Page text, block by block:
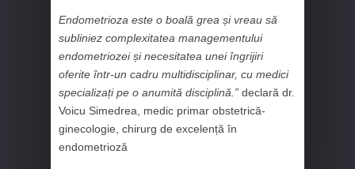
Endometrioza este o boală grea și vreau să
subliniez complexitatea managementului
endometriozei și necesitatea unei îngrijiri
oferite într-un cadru multidisciplinar, cu medici
specializați pe o anumită disciplină.” declară dr.
Voicu Simedrea, medic primar obstetrică-
ginecologie, chirurg de excelență în
endometrioză